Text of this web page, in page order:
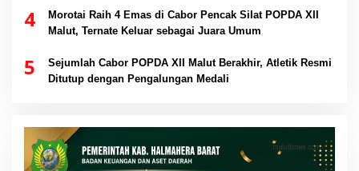
4
Morotai Raih 4 Emas di Cabor Pencak Silat POPDA XII
Malut, Ternate Keluar sebagai Juara Umum
5
Sejumlah Cabor POPDA XII Malut Berakhir, Atletik Resmi
Ditutup dengan Pengalungan Medali